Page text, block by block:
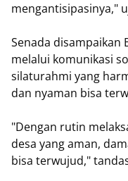
mengantisipasinya,"
Senada disampaikan
melalui komunikasi
silaturahmi yang
dan nyaman bisa
"Dengan rutin
desa yang aman,
bisa terwujud,"